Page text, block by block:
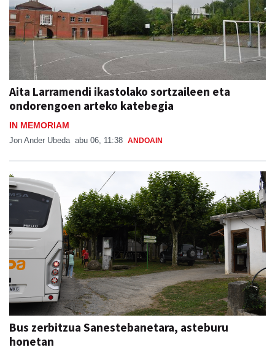
Aita Larramendi ikastolako sortzaileen eta
ondorengoen arteko katebegia
IN MEMORIAM
Jon Ander Ubeda abu 06, 11:38 ANDOAIN
Bus zerbitzua Sanestebanetara, asteburu
honetan